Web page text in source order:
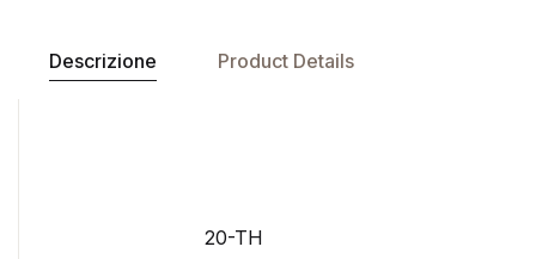
Descrizione Product Details
20-TH